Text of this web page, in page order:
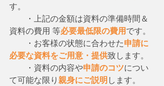
す。
・上記の金額は資料の準備時間＆
資料の費用 等必要最低限の費用です。
・お客様の状態に合わせた申請に
必要な資料をご用意・提供致します。
・資料の内容や申請のコツについ
て可能な限り親身にご説明します。